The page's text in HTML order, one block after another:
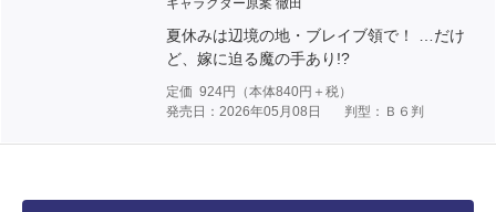
キャラクター原案 徹田
夏休みは辺境の地・ブレイブ領で！ …だけ
ど、嫁に迫る魔の手あり!?
定価 924円（本体840円＋税）
発売日：2026年05月08日
判型：Ｂ６判